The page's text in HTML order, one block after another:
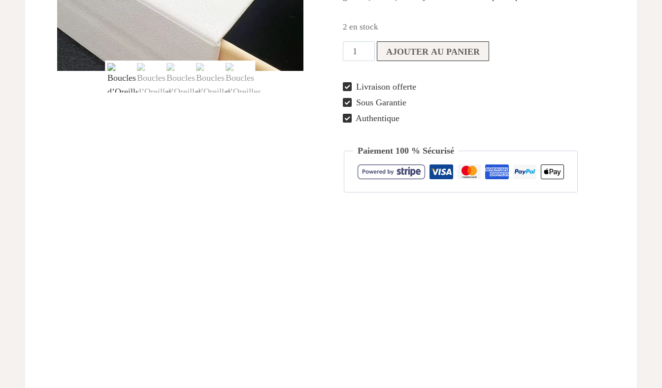
2 en stock
quantité
de
d’Oreilles
Perles
Blanches
AJOUTER AU PANIER
Livraison offerte
Sous Garantie
Authentique
Paiement 100 % Sécurisé